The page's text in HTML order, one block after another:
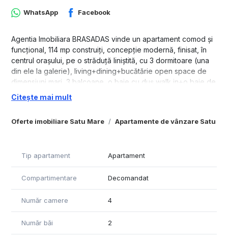
Oferte imobiliare Satu Mare Apartamente de vânzare Satu
WhatsApp Facebook
Agentia Imobiliara BRASADAS vinde un apartament comod și
funcțional, 114 mp construiți, concepție modernă, finisat, în
centrul orașului, pe o străduță liniștită, cu 3 dormitoare (una
din ele la galerie), living+dining+bucătărie open space de
dimensiuni mari, 3 balcoane, o baie cu duș walk in+o baie de
serviciu, parte de curte, garaj, beci separat+comun pentru
depozitare.
Dotat cu centrală proprie, 2 aparate de aer condiționat.
www.brasadas.com.
Citește mai mult
Tip apartament Apartament
Compartimentare Decomandat
Număr camere 4
Număr băi 2